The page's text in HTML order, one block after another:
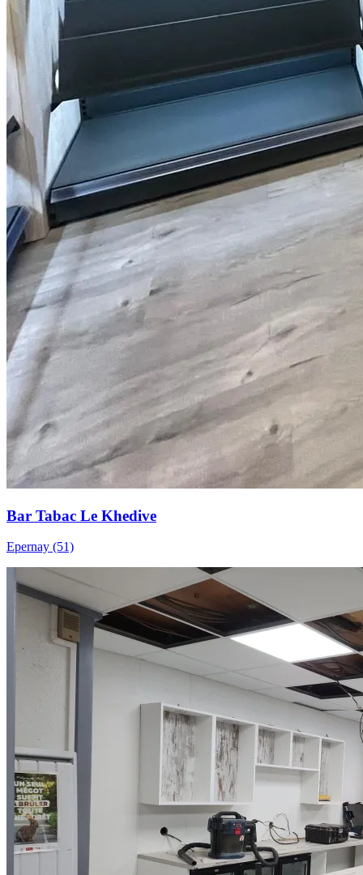
Bar Tabac Le Khedive
Epernay (51)